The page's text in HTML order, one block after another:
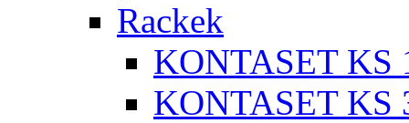
Rackek
KONTASET KS
KONTASET KS